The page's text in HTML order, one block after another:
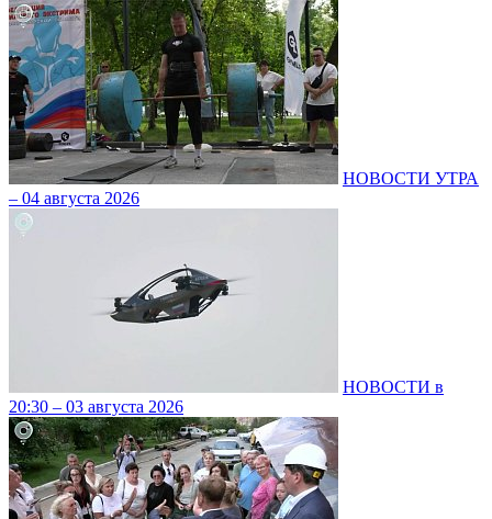
НОВОСТИ УТРА
– 04 августа 2026
НОВОСТИ в
20:30 – 03 августа 2026